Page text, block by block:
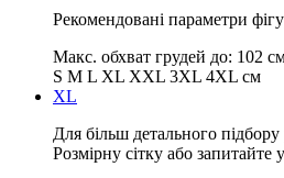
Рекомендовані параметри
Макс. обхват грудей до: 102
S M L XL XXL 3XL 4XL см
XL
Для більш детального підбору
Розмірну сітку або